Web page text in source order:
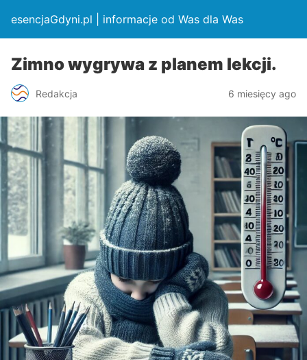
esencjaGdyni.pl | informacje od Was dla Was
Zimno wygrywa z planem lekcji.
Redakcja 6 miesięcy ago